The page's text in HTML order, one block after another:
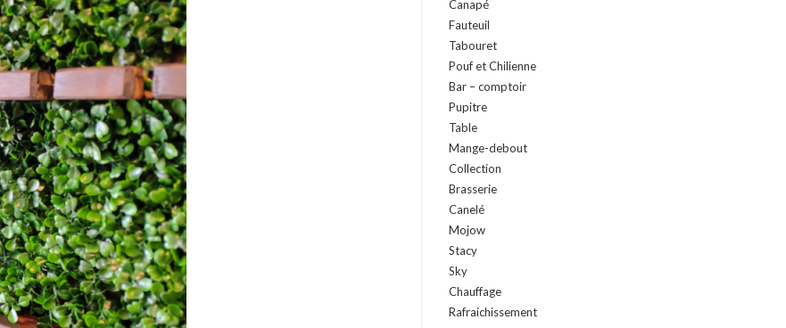
Canapé
Fauteuil
Tabouret
Pouf et Chilienne
Bar – comptoir
Pupitre
Table
Mange-debout
Collection
Brasserie
Canelé
Mojow
Stacy
Sky
Chauffage
Rafraichissement